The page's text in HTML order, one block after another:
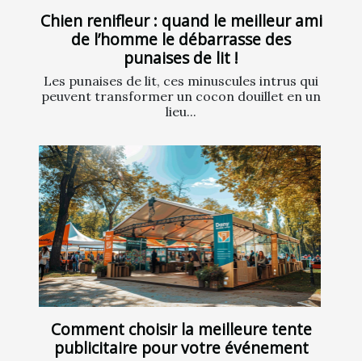
Chien renifleur : quand le meilleur ami
de l’homme le débarrasse des
punaises de lit !
Les punaises de lit, ces minuscules intrus qui
peuvent transformer un cocon douillet en un
lieu...
Comment choisir la meilleure tente
publicitaire pour votre événement